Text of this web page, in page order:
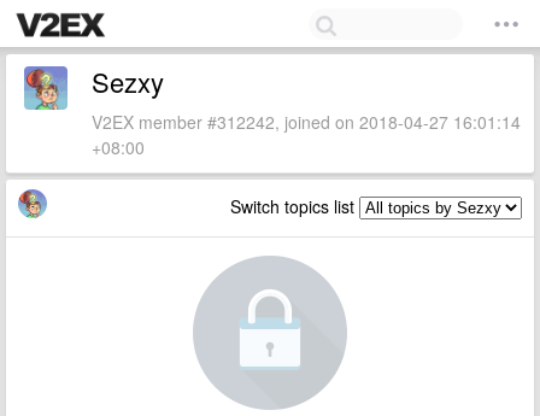
Sezxy
V2EX member #312242, joined on 2018-04-27 16:01:14
+08:00
Switch topics list